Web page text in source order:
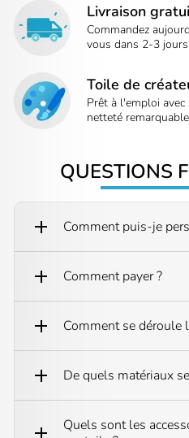
Livraison
Commandez
vous dans 2-3
Toile de
Prêt à l'emploi
netteté
QUESTIONS
Comment puis-je
Comment payer ?
Comment se déroule
De quels matériaux
Quels sont les